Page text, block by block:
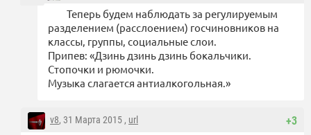
Теперь будем наблюдать за регулируемым
разделением (расслоением) госчиновников на
классы, группы, социальные слои.
Припев: «Дзинь дзинь дзинь бокальчики.
Стопочки и рюмочки.
Музыка слагается антиалкогольная.»
+3
v8, 31 Марта 2015 , url